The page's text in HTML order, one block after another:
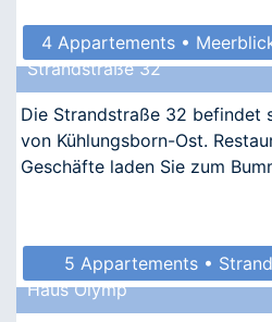
4 Appartements •
Strandstraße 32
Die Strandstraße 32 befindet
von Kühlungsborn-Ost.
Geschäfte laden Sie zum
5 Appartements •
Haus Olymp